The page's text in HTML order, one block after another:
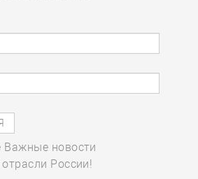
Важные новости
России!